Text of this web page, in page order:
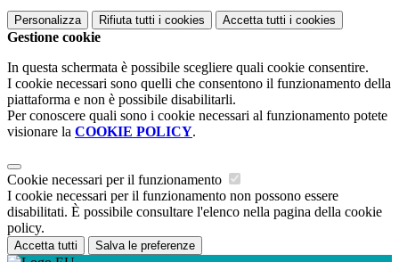
Personalizza Rifiuta tutti i cookies Accetta tutti i cookies
Gestione cookie
In questa schermata è possibile scegliere quali cookie consentire.
I cookie necessari sono quelli che consentono il funzionamento della
piattaforma e non è possibile disabilitarli.
Per conoscere quali sono i cookie necessari al funzionamento potete
visionare la COOKIE POLICY.
Cookie necessari per il funzionamento
I cookie necessari per il funzionamento non possono essere
disabilitati. È possibile consultare l'elenco nella pagina della cookie
policy.
Accetta tutti Salva le preferenze